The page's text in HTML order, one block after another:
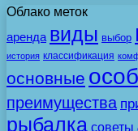
Облако меток
аренда виды выбор
история классификация
основные
преимущества
рыбалка советы